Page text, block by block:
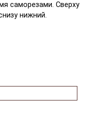
саморезами. Сверху
нижний.